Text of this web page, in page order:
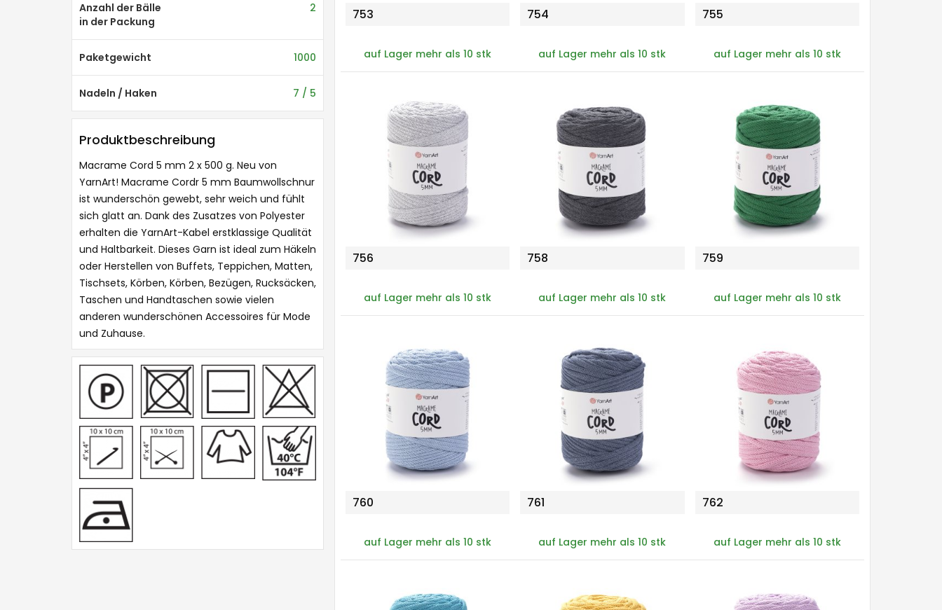
Anzahl der Bälle
in der Packung
2
Paketgewicht 1000
Nadeln / Haken 7 / 5
Produktbeschreibung
Macrame Cord 5 mm 2 x 500 g. Neu von
YarnArt! Macrame Cordr 5 mm Baumwollschnur
ist wunderschön gewebt, sehr weich und fühlt
sich glatt an. Dank des Zusatzes von Polyester
erhalten die YarnArt-Kabel erstklassige Qualität
und Haltbarkeit. Dieses Garn ist ideal zum Häkeln
oder Herstellen von Buffets, Teppichen, Matten,
Tischsets, Körben, Körben, Bezügen, Rucksäcken,
Taschen und Handtaschen sowie vielen
anderen wunderschönen Accessoires für Mode
und Zuhause.
753
auf Lager mehr als 10 stk
754
auf Lager mehr als 10 stk
755
auf Lager mehr als 10 stk
756
auf Lager mehr als 10 stk
758
auf Lager mehr als 10 stk
759
auf Lager mehr als 10 stk
760
auf Lager mehr als 10 stk
761
auf Lager mehr als 10 stk
762
auf Lager mehr als 10 stk